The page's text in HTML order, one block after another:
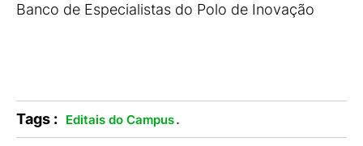
Banco de Especialistas do Polo de Inovação
Tags : Editais do Campus.